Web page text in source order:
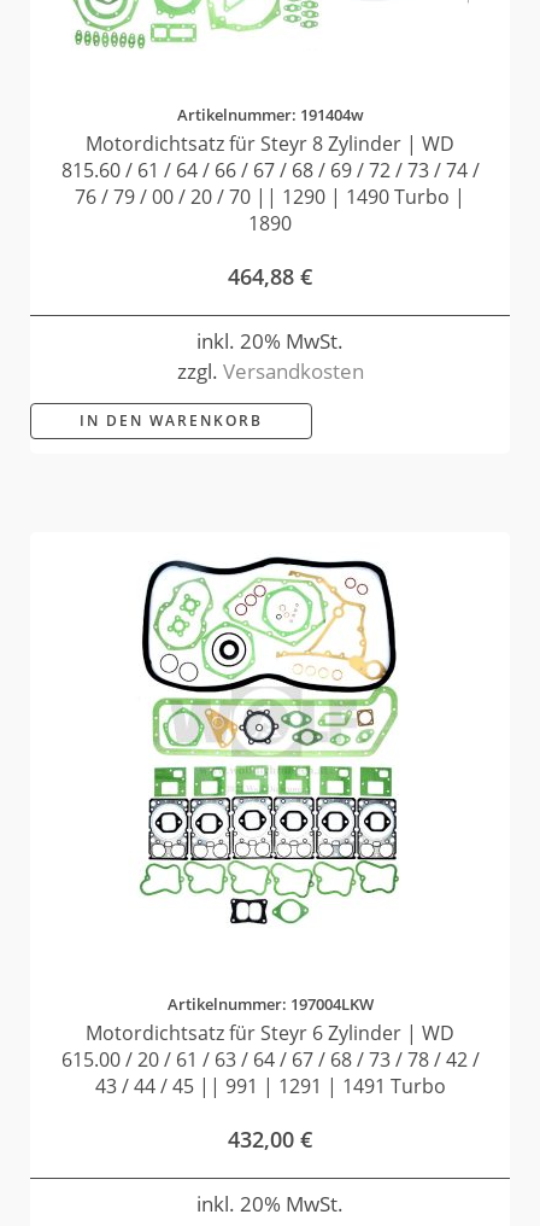
Artikelnummer: 191404w
Motordichtsatz für Steyr 8 Zylinder | WD
815.60 / 61 / 64 / 66 / 67 / 68 / 69 / 72 / 73 / 74 /
76 / 79 / 00 / 20 / 70 || 1290 | 1490 Turbo |
1890
464,88 €
inkl. 20% MwSt.
zzgl. Versandkosten
IN DEN WARENKORB
Artikelnummer: 197004LKW
Motordichtsatz für Steyr 6 Zylinder | WD
615.00 / 20 / 61 / 63 / 64 / 67 / 68 / 73 / 78 / 42 /
43 / 44 / 45 || 991 | 1291 | 1491 Turbo
432,00 €
inkl. 20% MwSt.